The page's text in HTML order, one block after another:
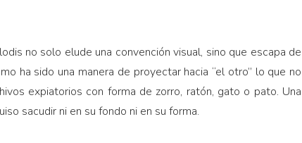
no solo elude una convención visual, sino que escapa de
ha sido una manera de proyectar hacia “el otro” lo que no
expiatorios con forma de zorro, ratón, gato o pato. Una
sacudir ni en su fondo ni en su forma.